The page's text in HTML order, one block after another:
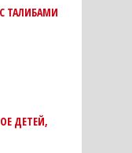
ТАЛИБАМИ
ДЕТЕЙ,